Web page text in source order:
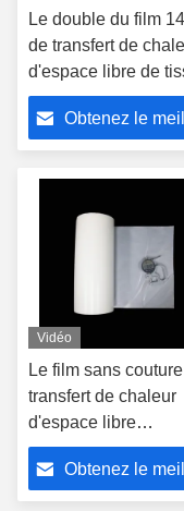
Le double du film
de transfert de
d'espace libre de
de TPU a dégrossi
pain adhésif
Obtenez le
Vidéo
Le film sans
transfert de chaleur
d'espace libre
d'habillement pour
PORTÉE de
gorge de sous-
Obtenez le